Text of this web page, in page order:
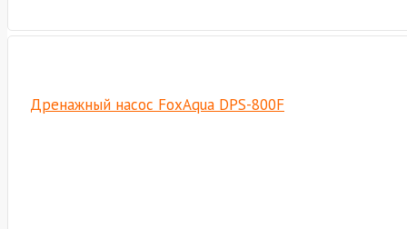
Дренажный насос FoxAqua DPS-800F